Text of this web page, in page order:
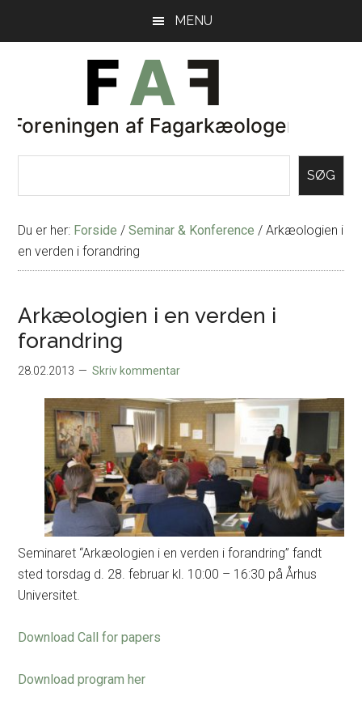
MENU
SØG
Du er her: Forside / Seminar & Konference / Arkæologien i
en verden i forandring
Arkæologien i en verden i
forandring
28.02.2013 Skriv kommentar
Seminaret “Arkæologien i en verden i forandring” fandt
sted torsdag d. 28. februar kl. 10:00 – 16:30 på Århus
Universitet.
Download Call for papers
Download program her